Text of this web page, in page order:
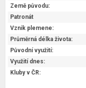
Země původu:
Patronát
Vznik plemene:
Průměrná délka života:
Původní využití:
Využití dnes:
Kluby v ČR: